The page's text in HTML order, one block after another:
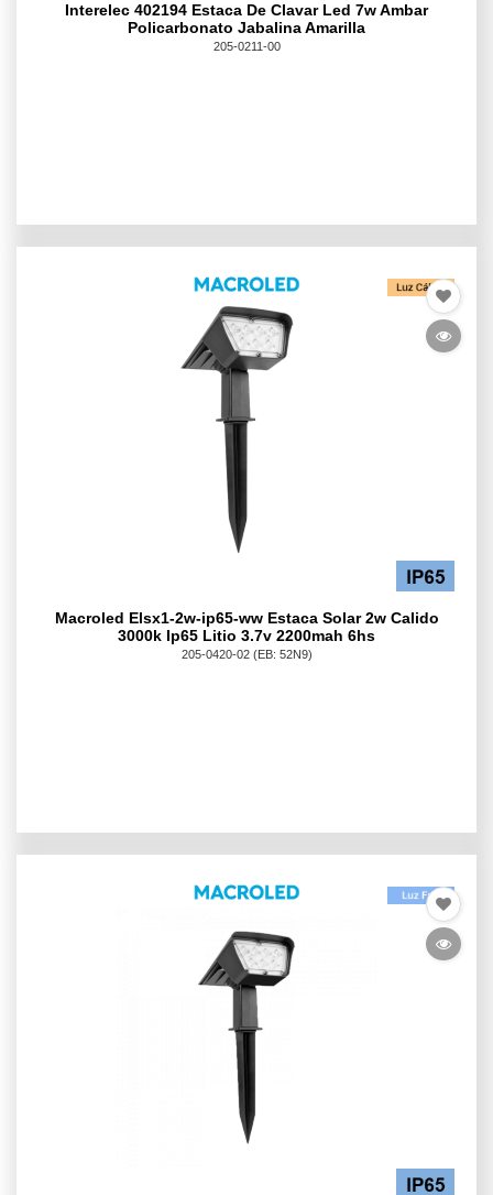
Interelec 402194 Estaca De Clavar Led 7w Ambar
Policarbonato Jabalina Amarilla
205-0211-00
Macroled Elsx1-2w-ip65-ww Estaca Solar 2w Calido
3000k Ip65 Litio 3.7v 2200mah 6hs
205-0420-02(EB: 52N9)